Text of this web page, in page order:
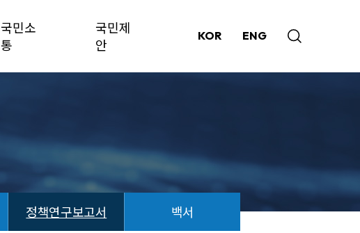
국민소
통
국민제
안
KOR ENG
정책연구보고서 백서